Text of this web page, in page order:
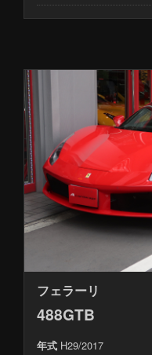
フェラーリ
488GTB
年式 H29/2017